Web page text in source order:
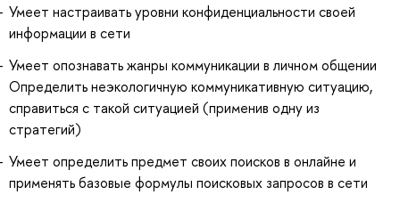
Умеет настраивать уровни конфиденциальности своей
информации в сети
Умеет опознавать жанры коммуникации в личном общении
Определить неэкологичную коммуникативную ситуацию,
справиться с такой ситуацией (применив одну из
стратегий)
Умеет определить предмет своих поисков в онлайне и
применять базовые формулы поисковых запросов в сети